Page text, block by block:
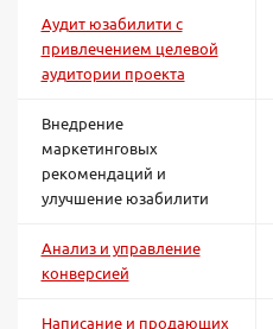
Аудит юзабилити с
привлечением целевой
аудитории проекта
Внедрение
маркетинговых
рекомендаций и
улучшение юзабилити
Анализ и управление
конверсией
Написание и продающих